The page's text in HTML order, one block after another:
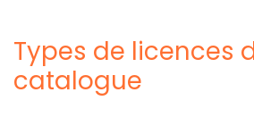
Types de licences
catalogue